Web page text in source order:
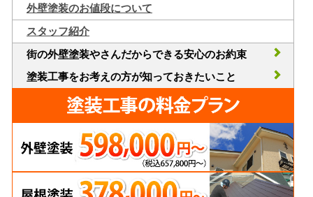
外壁塗装のお値段について
スタッフ紹介
街の外壁塗装やさんだからできる安心のお約束
塗装工事をお考えの方が知っておきたいこと